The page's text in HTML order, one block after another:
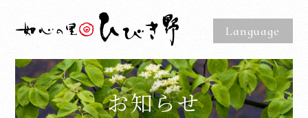
Language
お知らせ